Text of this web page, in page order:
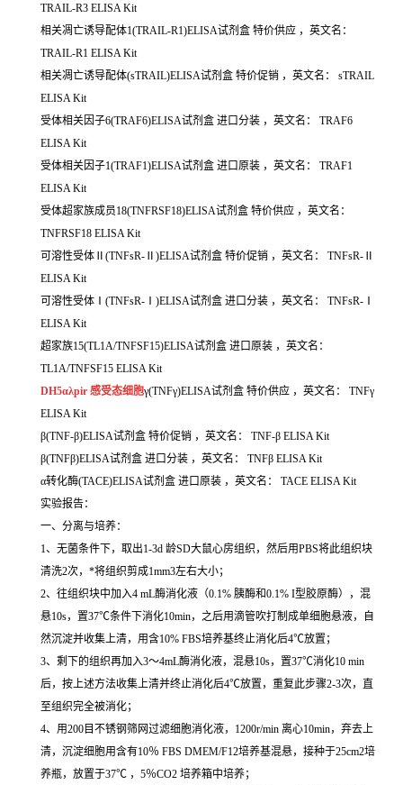
TRAIL-R3 ELISA Kit
相关凋亡诱导配体1(TRAIL-R1)ELISA试剂盒 特价供应 ，英文名：
TRAIL-R1 ELISA Kit
相关凋亡诱导配体(sTRAIL)ELISA试剂盒 特价促销 ，英文名：
sTRAIL
ELISA Kit
受体相关因子6(TRAF6)ELISA试剂盒 进口分装 ，英文名：
TRAF6
ELISA Kit
受体相关因子1(TRAF1)ELISA试剂盒 进口原装 ，英文名：
TRAF1
ELISA Kit
受体超家族成员18(TNFRSF18)ELISA试剂盒 特价供应 ，英文名：
TNFRSF18 ELISA Kit
可溶性受体Ⅱ(TNFsR-Ⅱ)ELISA试剂盒 特价促销 ，英文名：
TNFsR-Ⅱ
ELISA Kit
可溶性受体Ⅰ(TNFsR-Ⅰ)ELISA试剂盒 进口分装 ，英文名：
TNFsR-Ⅰ
ELISA Kit
超家族15(TL1A/TNFSF15)ELISA试剂盒 进口原装 ，英文名：
TL1A/TNFSF15 ELISA Kit
DH5αλpir 感受态细胞γ(TNFγ)ELISA试剂盒 特价供应 ，英文名：
TNFγ
ELISA Kit
β(TNF-β)ELISA试剂盒 特价促销 ，英文名：
TNF-β ELISA Kit
β(TNFβ)ELISA试剂盒 进口分装 ，英文名：
TNFβ ELISA Kit
α转化酶(TACE)ELISA试剂盒 进口原装 ，英文名：
TACE ELISA Kit
实验报告：
一、分离与培养：
1、无菌条件下，取出1-3d 龄SD大鼠心房组织，然后用PBS将此组织块
清洗2次，*将组织剪成1mm3左右大小；
2、往组织块中加入4 mL酶消化液（0.1% 胰酶和0.1% I型胶原酶），混
悬10s，置37℃条件下消化10min，之后用滴管吹打制成单细胞悬液，自
然沉淀并收集上清，用含10% FBS培养基终止消化后4℃放置；
3、剩下的组织再加入3～4mL酶消化液，混悬10s，置37℃消化10 min
后，按上述方法收集上清并终止消化后4℃放置，重复此步骤2-3次，直
至组织完全被消化；
4、用200目不锈钢筛网过滤细胞消化液，1200r/min 离心10min，弃去上
清，沉淀细胞用含有10％ FBS DMEM/F12培养基混悬，接种于25cm2培
养瓶，放置于37℃ ，5％CO2 培养箱中培养；